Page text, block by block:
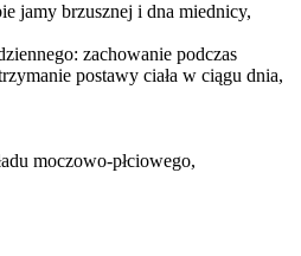
jamy brzusznej i dna miednicy,
zachowanie podczas
postawy ciała w ciągu dnia,
moczowo-płciowego,